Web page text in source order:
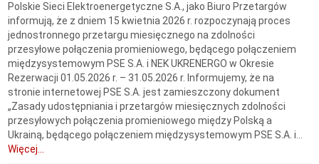
Polskie Sieci Elektroenergetyczne S.A., jako Biuro Przetargów
informują, że z dniem 15 kwietnia 2026 r. rozpoczynają proces
jednostronnego przetargu miesięcznego na zdolności
przesyłowe połączenia promieniowego, będącego połączeniem
międzysystemowym PSE S.A. i NEK UKRENERGO w Okresie
Rezerwacji 01.05.2026 r. – 31.05.2026 r. Informujemy, że na
stronie internetowej PSE S.A. jest zamieszczony dokument
„Zasady udostępniania i przetargów miesięcznych zdolności
przesyłowych połączenia promieniowego między Polską a
Ukrainą, będącego połączeniem międzysystemowym PSE S.A. i...
Więcej...